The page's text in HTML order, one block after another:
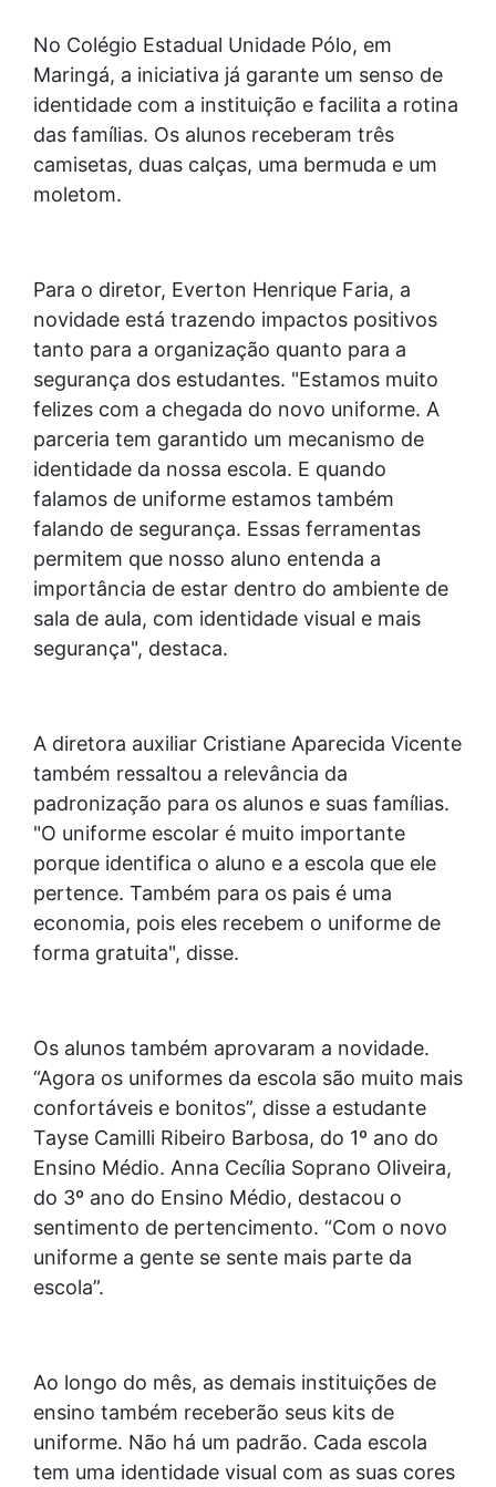
No Colégio Estadual Unidade Pólo, em
Maringá, a iniciativa já garante um senso de
identidade com a instituição e facilita a rotina
das famílias. Os alunos receberam três
camisetas, duas calças, uma bermuda e um
moletom.
Para o diretor, Everton Henrique Faria, a
novidade está trazendo impactos positivos
tanto para a organização quanto para a
segurança dos estudantes. "Estamos muito
felizes com a chegada do novo uniforme. A
parceria tem garantido um mecanismo de
identidade da nossa escola. E quando
falamos de uniforme estamos também
falando de segurança. Essas ferramentas
permitem que nosso aluno entenda a
importância de estar dentro do ambiente de
sala de aula, com identidade visual e mais
segurança", destaca.
A diretora auxiliar Cristiane Aparecida Vicente
também ressaltou a relevância da
padronização para os alunos e suas famílias.
"O uniforme escolar é muito importante
porque identifica o aluno e a escola que ele
pertence. Também para os pais é uma
economia, pois eles recebem o uniforme de
forma gratuita", disse.
Os alunos também aprovaram a novidade.
“Agora os uniformes da escola são muito mais
confortáveis e bonitos”, disse a estudante
Tayse Camilli Ribeiro Barbosa, do 1º ano do
Ensino Médio. Anna Cecília Soprano Oliveira,
do 3º ano do Ensino Médio, destacou o
sentimento de pertencimento. “Com o novo
uniforme a gente se sente mais parte da
escola”.
Ao longo do mês, as demais instituições de
ensino também receberão seus kits de
uniforme. Não há um padrão. Cada escola
tem uma identidade visual com as suas cores